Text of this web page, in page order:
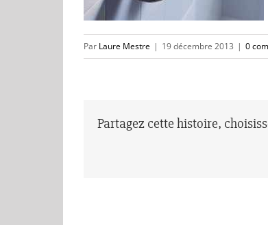
Par Laure Mestre | 19 décembre 2013 | 0
Partagez cette histoire,